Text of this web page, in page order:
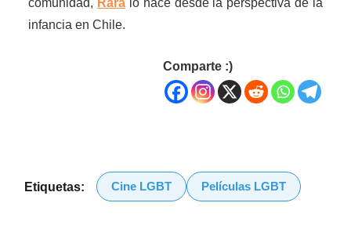
comunidad, Rara lo hace desde la perspectiva de la
infancia en Chile.
Comparte :)
Etiquetas: Cine LGBT Películas LGBT